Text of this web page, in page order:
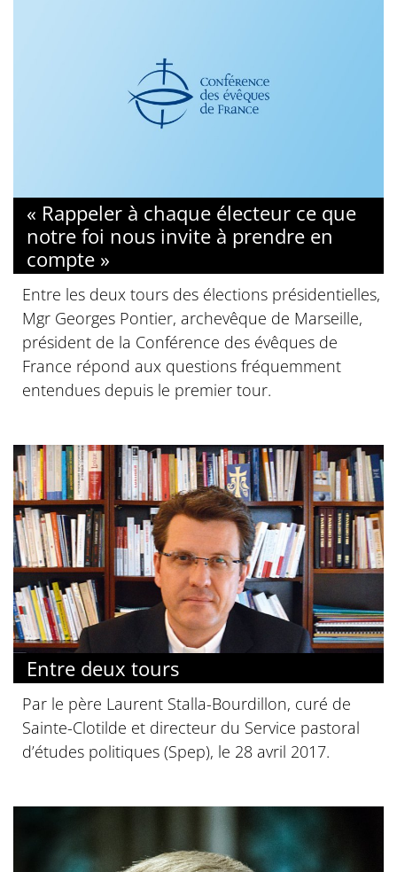
« Rappeler à chaque électeur ce que
notre foi nous invite à prendre en
compte »
Entre les deux tours des élections présidentielles,
Mgr Georges Pontier, archevêque de Marseille,
président de la Conférence des évêques de
France répond aux questions fréquemment
entendues depuis le premier tour.
Entre deux tours
Par le père Laurent Stalla-Bourdillon, curé de
Sainte-Clotilde et directeur du Service pastoral
d’études politiques (Spep), le 28 avril 2017.